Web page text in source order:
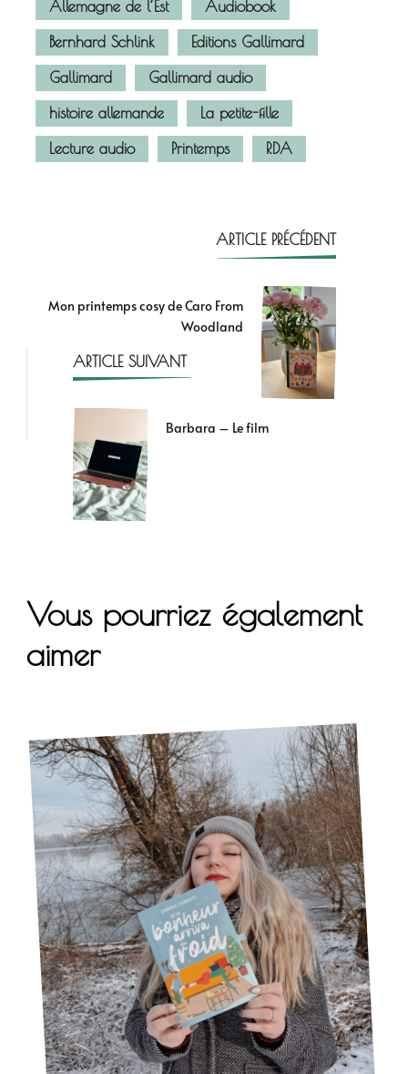
Allemagne de l’Est
Audiobook
Bernhard Schlink
Editions Gallimard
Gallimard
Gallimard audio
histoire allemande
La petite-fille
Lecture audio
Printemps RDA
ARTICLE PRÉCÉDENT
Mon printemps cosy de Caro From
Woodland
ARTICLE SUIVANT
Barbara – Le film
Vous pourriez également
aimer